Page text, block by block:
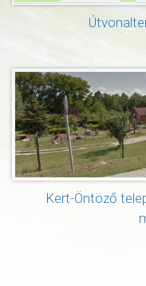
Kert-Öntöző